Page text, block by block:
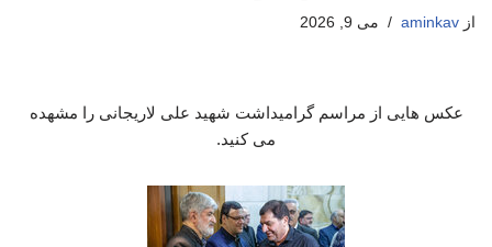
از aminkav می 9, 2026
عکس هایی از مراسم گرامیداشت شهید علی لاریجانی را مشهده
می کنید.